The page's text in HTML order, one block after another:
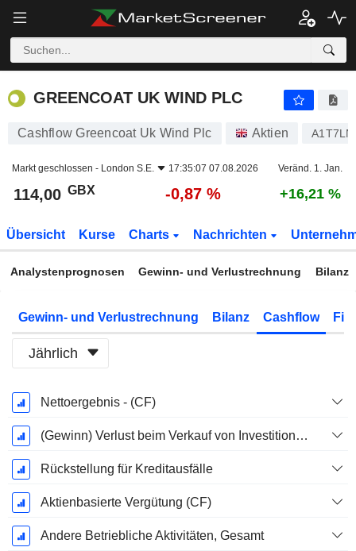
GREENCOAT UK WIND PLC
GREENCOAT UK WIND PLC
Cashflow Greencoat Uk Wind Plc Aktien A1T7LN
Markt geschlossen - London S.E. 17:35:07 07.08.2026 Veränd. 1. Jan.
114,00 GBX -0,87 % +16,21 %
Übersicht Kurse Charts Nachrichten
Analystenprognosen Gewinn- und Verlustrechnung Bilanz
Gewinn- und Verlustrechnung Bilanz Cashflow
Jährlich
Ende d.
Geschäftsjahres:
Dezember
Nettoergebnis - (CF)
(Gewinn) Verlust beim Verkauf von Investitionen - (CF)
Rückstellung für Kreditausfälle
Aktienbasierte Vergütung (CF)
Andere Betriebliche Aktivitäten, Gesamt